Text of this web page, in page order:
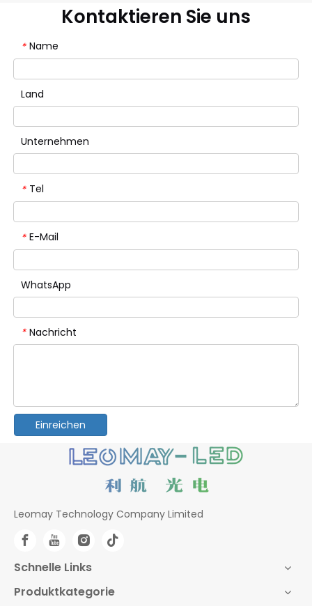
Kontaktieren Sie uns
* Name
Land
Unternehmen
* Tel
* E-Mail
WhatsApp
* Nachricht
Einreichen
Leomay Technology Company Limited
Schnelle Links
Produktkategorie